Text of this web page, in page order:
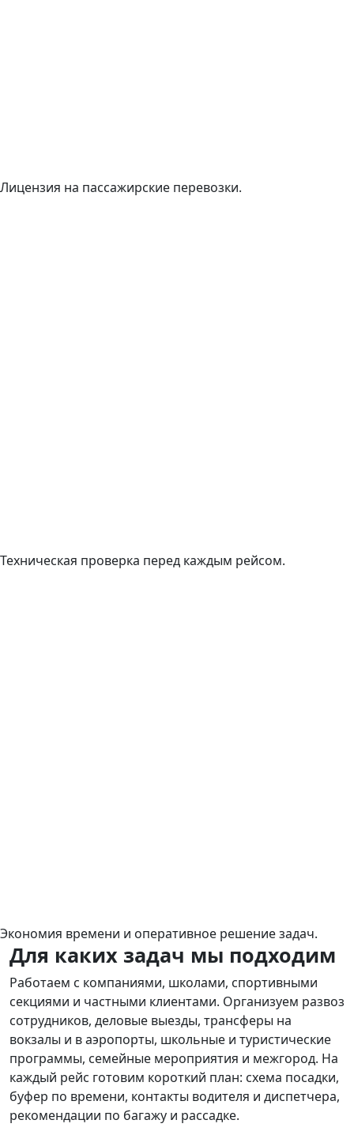
Лицензия на пассажирские перевозки.
Техническая проверка перед каждым рейсом.
Экономия времени и оперативное решение задач.
Для каких задач мы подходим
Работаем с компаниями, школами, спортивными
секциями и частными клиентами. Организуем развоз
сотрудников, деловые выезды, трансферы на
вокзалы и в аэропорты, школьные и туристические
программы, семейные мероприятия и межгород. На
каждый рейс готовим короткий план: схема посадки,
буфер по времени, контакты водителя и диспетчера,
рекомендации по багажу и рассадке.